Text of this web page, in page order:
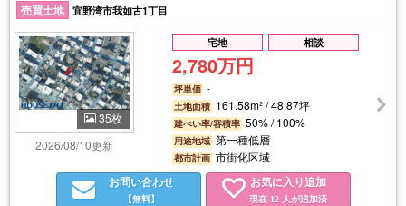
売買土地 宜野湾市我如古1丁目
35枚
2026/08/10更新
宅地 相談
2,780万円
坪単価 -
土地面積 161.58m² / 48.87坪
建ぺい率/容積率 50% / 100%
用途地域 第一種低層
都市計画 市街化区域
お問い合わせ
【無料】
お気に入り追加
現在 12人が追加済